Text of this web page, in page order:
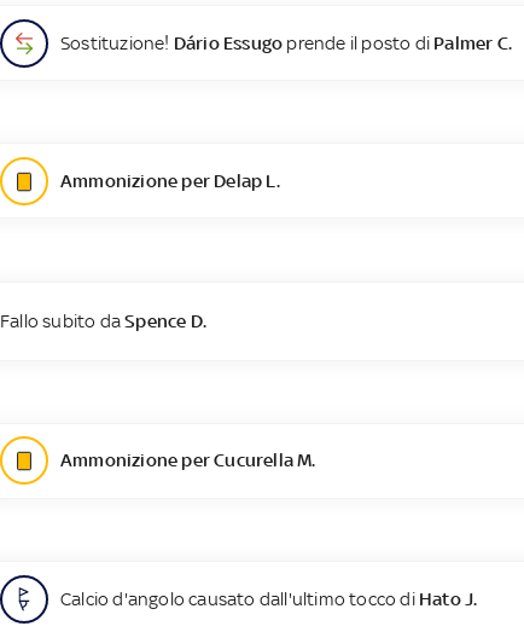
Sostituzione! Dário Essugo prende il posto di Palmer C.
Ammonizione per Delap L.
Fallo subito daSpence D.
Ammonizione per Cucurella M.
Calcio d'angolo causato dall'ultimo tocco di Hato J.